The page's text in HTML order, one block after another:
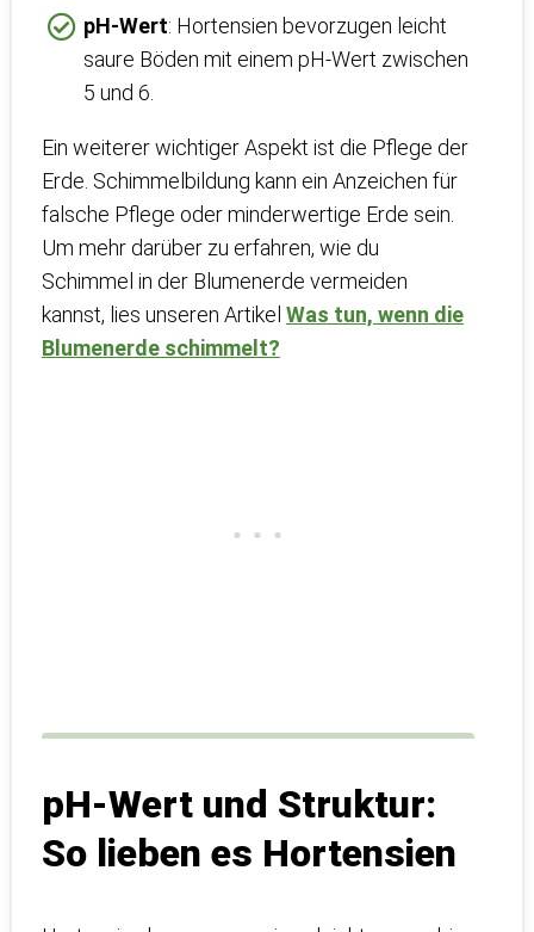
pH-Wert: Hortensien bevorzugen leicht
saure Böden mit einem pH-Wert zwischen
5 und 6.
Ein weiterer wichtiger Aspekt ist die Pflege der
Erde. Schimmelbildung kann ein Anzeichen für
falsche Pflege oder minderwertige Erde sein.
Um mehr darüber zu erfahren, wie du
Schimmel in der Blumenerde vermeiden
kannst, lies unseren Artikel Was tun, wenn die
Blumenerde schimmelt?
pH-Wert und Struktur:
So lieben es Hortensien